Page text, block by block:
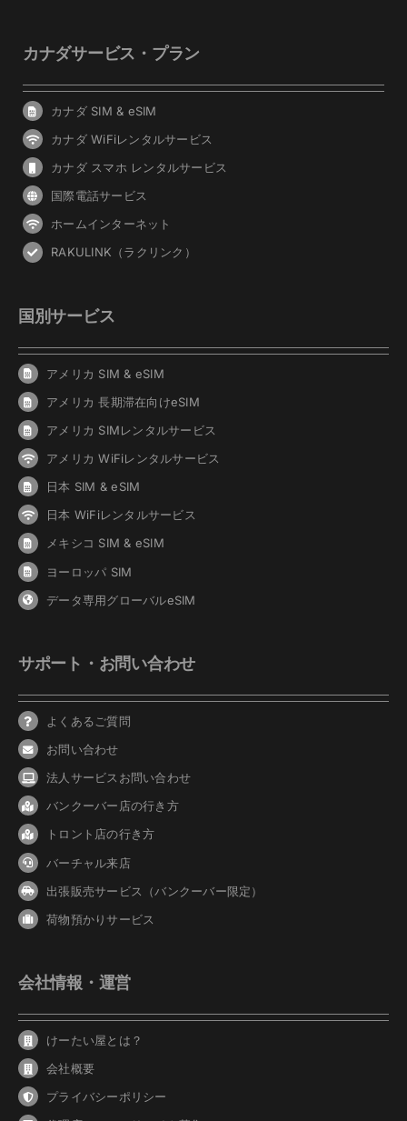
カナダサービス・プラン
カナダ SIM & eSIM
カナダ WiFiレンタルサービス
カナダ スマホ レンタルサービス
国際電話サービス
ホームインターネット
RAKULINK（ラクリンク）
国別サービス
アメリカ SIM & eSIM
アメリカ 長期滞在向けeSIM
アメリカ SIMレンタルサービス
アメリカ WiFiレンタルサービス
日本 SIM & eSIM
日本 WiFiレンタルサービス
メキシコ SIM & eSIM
ヨーロッパ SIM
データ専用グローバルeSIM
サポート・お問い合わせ
よくあるご質問
お問い合わせ
法人サービスお問い合わせ
バンクーバー店の行き方
トロント店の行き方
バーチャル来店
出張販売サービス（バンクーバー限定）
荷物預かりサービス
会社情報・運営
けーたい屋とは？
会社概要
プライバシーポリシー